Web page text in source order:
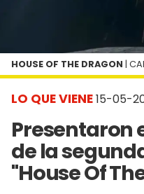
LO QUE VIENE15-05-
Presentaron
de la
"House Of
HOUSE OF THE DRAGON |